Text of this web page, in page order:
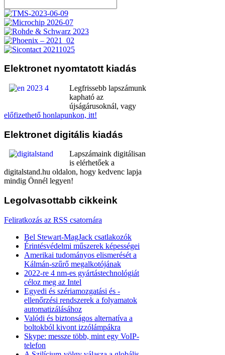
Elektronet nyomtatott kiadás
Legfrissebb lapszámunk
kapható az
újságárusoknál, vagy
előfizethető honlapunkon, itt!
Elektronet digitális kiadás
Lapszámaink digitálisan
is elérhetőek a
digitalstand.hu oldalon, hogy kedvenc lapja
mindig Önnél legyen!
Legolvasottabb cikkeink
Feliratkozás az RSS csatornára
Bel Stewart-MagJack csatlakozók
Érintésvédelmi műszerek képességei
Amerikai tudományos elismerését a
Kálmán-szűrő megalkotójának
2022-re 4 nm-es gyártástechnológiát
céloz meg az Intel
Egyedi és szériamozgatási és -
ellenőrzési rendszerek a folyamatok
automatizálásához
Valódi és biztonságos alternatíva a
boltokból kivont izzólámpákra
Skype: messze több, mint egy VoIP-
telefon